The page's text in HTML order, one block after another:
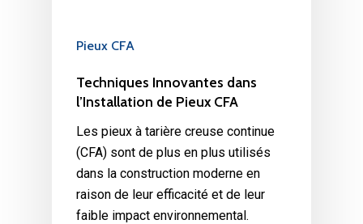
Pieux CFA
Techniques Innovantes dans
l’Installation de Pieux CFA
Les pieux à tarière creuse continue
(CFA) sont de plus en plus utilisés
dans la construction moderne en
raison de leur efficacité et de leur
faible impact environnemental.